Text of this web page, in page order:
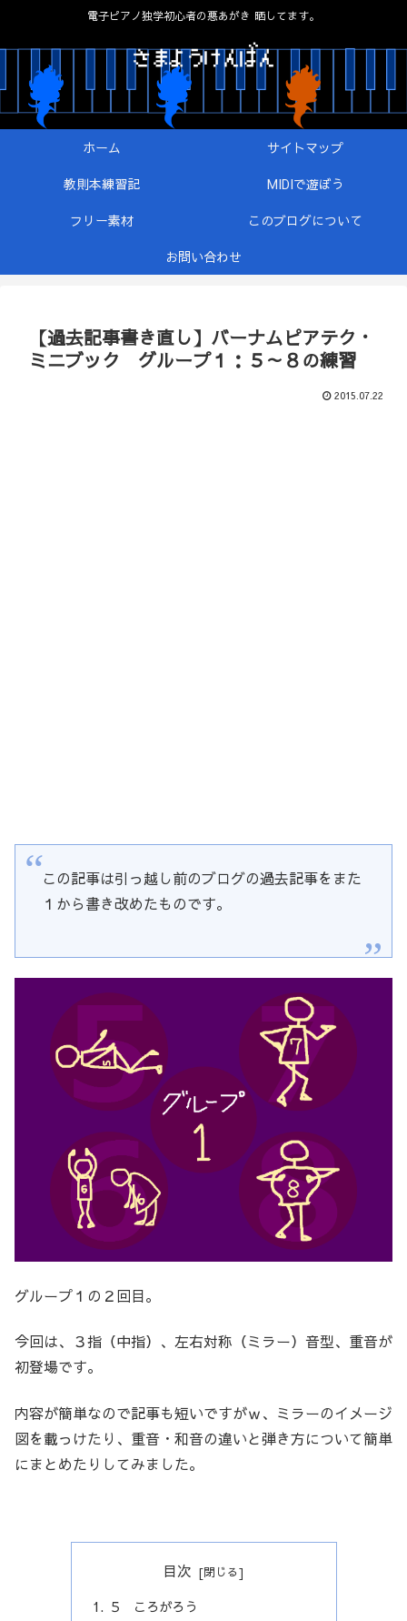
電子ピアノ独学初心者の悪あがき 晒してます。
ホーム
サイトマップ
教則本練習記
MIDIで遊ぼう
フリー素材
このブログについて
お問い合わせ
【過去記事書き直し】バーナムピアテク・
ミニブック グループ１：５～８の練習
2015.07.22
この記事は引っ越し前のブログの過去記事をまた
１から書き改めたものです。
グループ１の２回目。
今回は、３指（中指）、左右対称（ミラー）音型、重音が
初登場です。
内容が簡単なので記事も短いですがｗ、ミラーのイメージ
図を載っけたり、重音・和音の違いと弾き方について簡単
にまとめたりしてみました。
目次
５ ころがろう